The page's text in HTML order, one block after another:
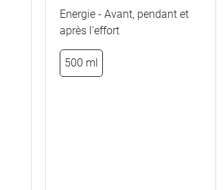
Energie - Avant, pendant et
après l'effort
500 ml